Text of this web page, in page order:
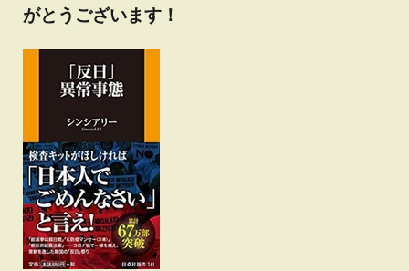
がとうございます！